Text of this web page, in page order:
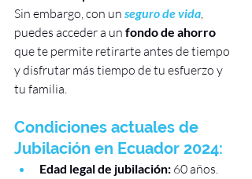
Sin embargo, con un seguro de vida,
puedes acceder a un fondo de ahorro
que te permite retirarte antes de tiempo
y disfrutar más tiempo de tu esfuerzo y
tu familia.
Condiciones actuales de
Jubilación en Ecuador 2024:
Edad legal de jubilación: 60 años.